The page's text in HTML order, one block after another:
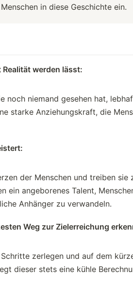
in diese Geschichte ein.
werden lässt:
noch niemand gesehen hat,
starke Anziehungskraft, die
der Menschen und treiben sie
ein angeborenes Talent,
Anhänger zu verwandeln.
Weg zur Zielerreichung
zerlegen und auf dem
dieser stets eine kühle